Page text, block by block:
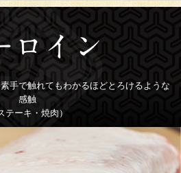
手で触れてもわかるほどとろけるような
感触
テーキ・焼肉）